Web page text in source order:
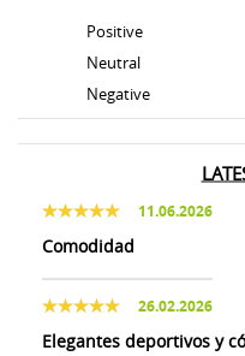
Positive
Neutral
Negative
11.06.2026
Comodidad
26.02.2026
Elegantes deportivos y